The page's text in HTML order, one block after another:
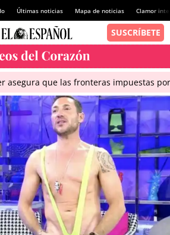
Últimas noticias Mapa de noticias Clamor
asegura que las fronteras impuestas